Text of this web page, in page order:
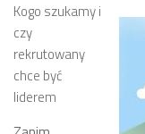
Kogo szukamy i
czy
rekrutowany
chce być
liderem